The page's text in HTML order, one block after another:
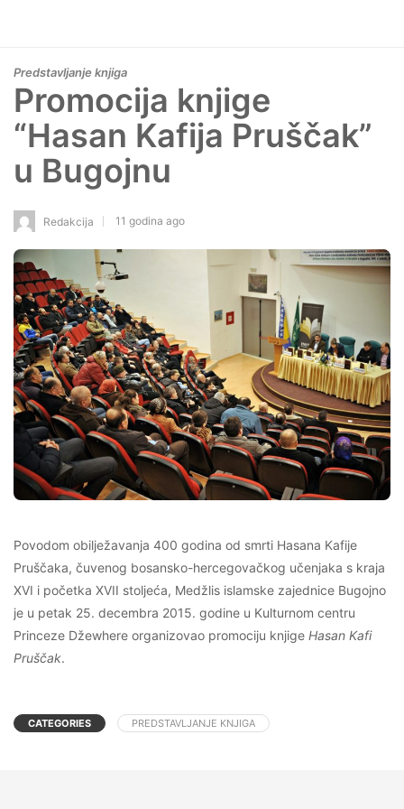
Predstavljanje knjiga
Promocija knjige
“Hasan Kafija Pruščak”
u Bugojnu
Redakcija 11 godina ago
Povodom obilježavanja 400 godina od smrti Hasana Kafije
Pruščaka, čuvenog bosansko-hercegovačkog učenjaka s kraja
XVI i početka XVII stoljeća, Medžlis islamske zajednice Bugojno
je u petak 25. decembra 2015. godine u Kulturnom centru
Princeze Džewhere organizovao promociju knjige Hasan Kafi
Pruščak.
CATEGORIES PREDSTAVLJANJE KNJIGA